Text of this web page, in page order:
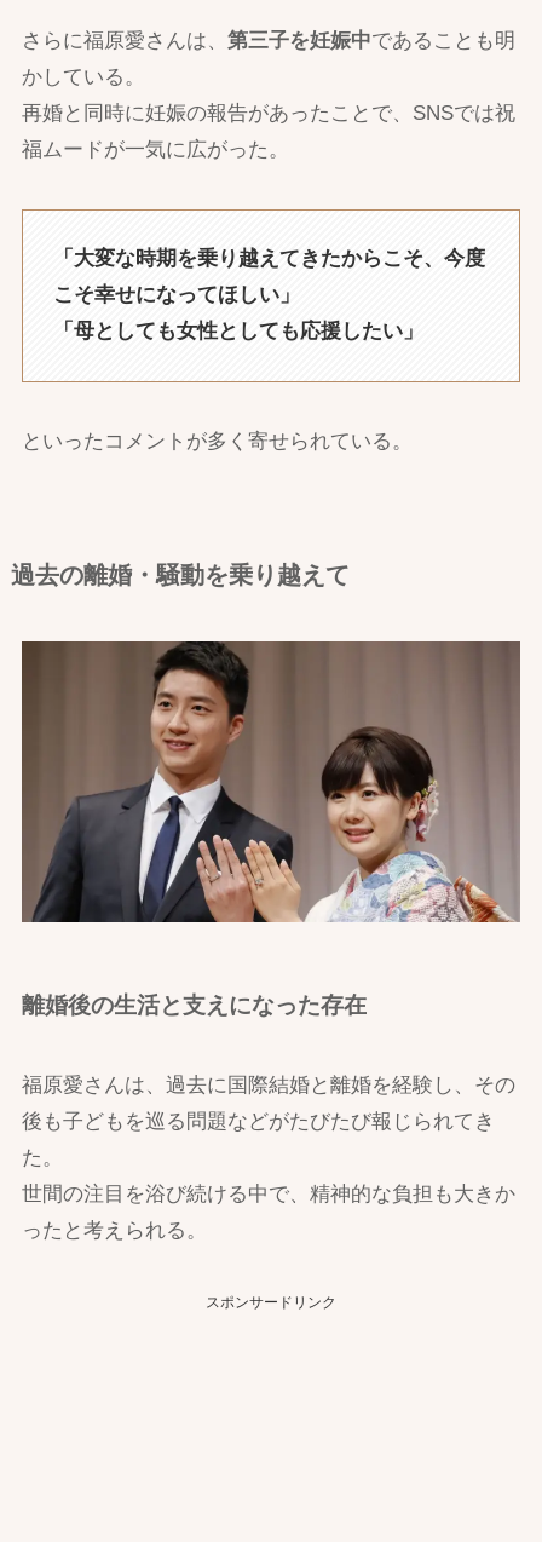
さらに福原愛さんは、 第三子を妊娠中であることも明
かしている。
再婚と同時に妊娠の報告があったことで、SNSでは祝
福ムードが一気に広がった。
「大変な時期を乗り越えてきたからこそ、今度
こそ幸せになってほしい」
「母としても女性としても応援したい」
といったコメントが多く寄せられている。
過去の離婚・騒動を乗り越えて
離婚後の生活と支えになった存在
福原愛さんは、過去に国際結婚と離婚を経験し、その
後も子どもを巡る問題などがたびたび報じられてき
た。
世間の注目を浴び続ける中で、精神的な負担も大きか
ったと考えられる。
スポンサードリンク